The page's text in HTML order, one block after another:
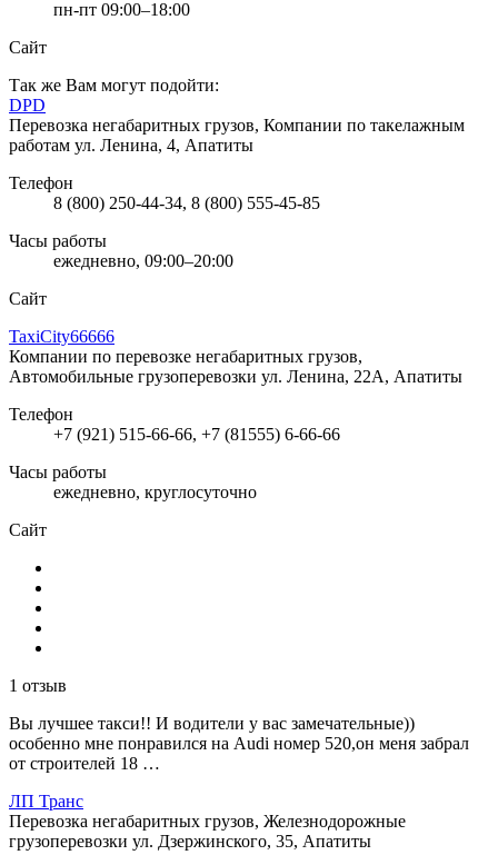
пн-пт 09:00–18:00
Сайт
Так же Вам могут подойти:
DPD
Перевозка негабаритных грузов, Компании по такелажным
работам ул. Ленина, 4, Апатиты
Телефон
8 (800) 250-44-34, 8 (800) 555-45-85
Часы работы
ежедневно, 09:00–20:00
Сайт
TaxiCity66666
Компании по перевозке негабаритных грузов,
Автомобильные грузоперевозки ул. Ленина, 22А, Апатиты
Телефон
+7 (921) 515-66-66, +7 (81555) 6-66-66
Часы работы
ежедневно, круглосуточно
Сайт
1 отзыв
Вы лучшее такси!! И водители у вас замечательные))
особенно мне понравился на Audi номер 520,он меня забрал
от строителей 18 …
ЛП Транс
Перевозка негабаритных грузов, Железнодорожные
грузоперевозки ул. Дзержинского, 35, Апатиты